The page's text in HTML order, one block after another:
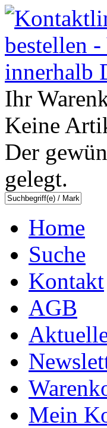
Ihr
Keine
Der
gelegt.
Home
Suche
Kontakt
AGB
Mein